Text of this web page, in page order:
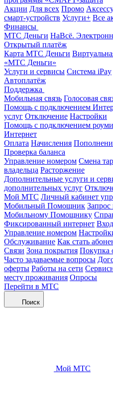
Акции Для всех Промо
смарт-устройств Услуги+ Все
Финансы
МТС Деньги НаВсё.
Открытый платёж
Карта МТС Деньги
«МТС Деньги»
Услуги и сервисы Система iPay
Автоплатёж
Поддержка
Мобильная связь Голосовая
Помощь с подключением
услуг Отключение Настройки
Помощь с подключением
Интернет
Оплата Начисления
Проверка баланса
Управление номером Смена
владельца Расторжение
Дополнительные услуги и
дополнительных услуг
Мой МТС Личный кабинет
Мобильный Помощник Запрос
Мобильному Помощнику
Фиксированный интернет
Управление номером
Обслуживание Как стать
Связи Зона покрытия Покупка
Часто задаваемые вопросы
оферты Работы на сети
месту проживания Опросы
Перейти в МТС
Поиск
Мой МТС